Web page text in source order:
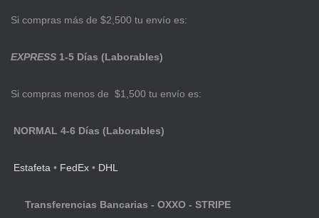
Si compras más de $2,500 tu envío es:
EXPRESS 1-5 Días (Laborables)
Si compras menos de $1,500 tu envío es:
NORMAL 4-6 Días (Laborables)
Estafeta • FedEx • DHL
Transferencias Bancarias - OXXO - STRIPE